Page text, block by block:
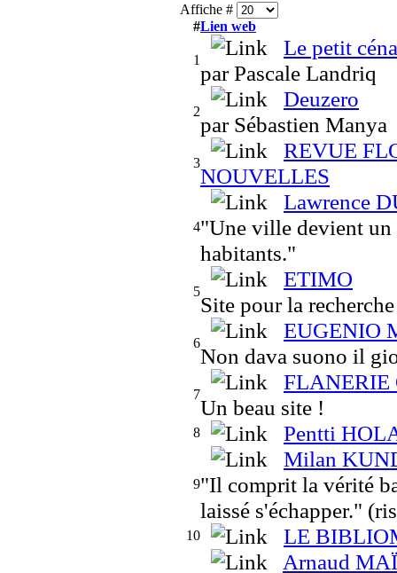
Affiche #
#Lien web
1
Le petit
par Pascale Landriq
2
Deuzero
par Sébastien Manya
3
REVUE
NOUVELLES
4
Lawrence
"Une ville devient un
habitants."
5
ETIMO
Site pour la
6
EUGENIO
Non dava suono il
7
FLANERIE
Un beau site !
8 Pentti
9
Milan
"Il comprit la vérité
laissé s'échapper."
10 LE
Arnaud